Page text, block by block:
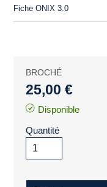
Fiche ONIX 3.0
BROCHÉ
25,00 €
Disponible
Quantité